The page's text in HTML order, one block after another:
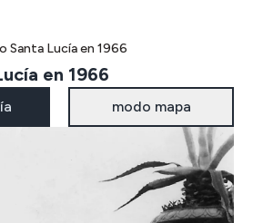
Santa Lucía en 1966
en 1966
modo mapa